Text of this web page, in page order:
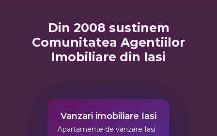
Din 2008 sustinem
Comunitatea Agentiilor
Imobiliare din Iasi
Vanzari imobiliare Iasi
Apartamente de vanzare Iasi